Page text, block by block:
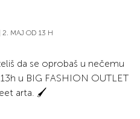
da se oprobaš u nečemu
u BIG FASHION OUTLET
arta. 🖌️